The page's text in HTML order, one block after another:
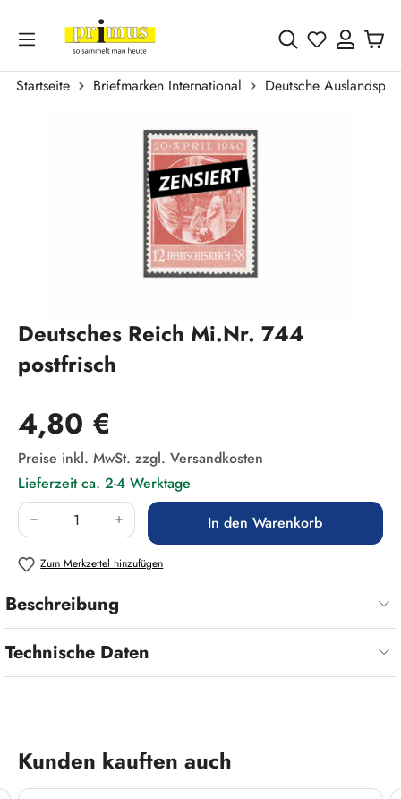
Zum Hauptinhalt springen
Du hast 0
Startseite Briefmarken International
Deutsche
Deutsches Reich Mi.Nr. 744
postfrisch
Regulärer Preis:
4,80 €
Preise inkl. MwSt. zzgl. Versandkosten
Lieferzeit ca. 2-4 Werktage
Produkt Anzahl: Gib den gewünschten Wert
In den Warenkorb
Zum Merkzettel hinzufügen
Beschreibung
Technische Daten
Produktgalerie überspringen
Kunden kauften auch